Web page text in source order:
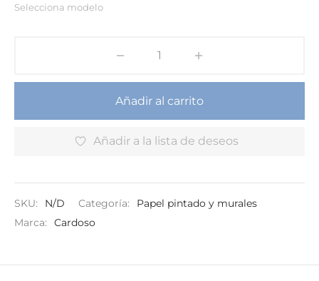
Selecciona modelo
Añadir al carrito
Añadir a la lista de deseos
SKU: N/D Categoría:
Papel pintado y murales
Marca:
Cardoso